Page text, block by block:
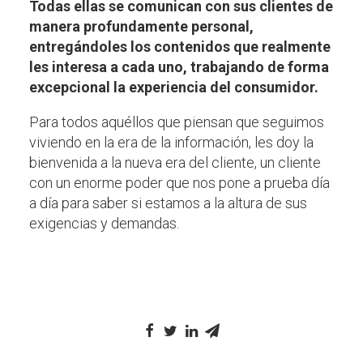
Todas ellas se comunican con sus clientes de
manera profundamente personal,
entregándoles los contenidos que realmente
les interesa a cada uno, trabajando de forma
excepcional la experiencia del consumidor.
Para todos aquéllos que piensan que seguimos
viviendo en la era de la información, les doy la
bienvenida a la nueva era del cliente, un cliente
con un enorme poder que nos pone a prueba día
a día para saber si estamos a la altura de sus
exigencias y demandas.